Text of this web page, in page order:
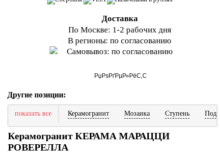
Доставка
По Москве: 1-2 рабочих дня
В регионы: по согласованию
Самовывоз: по согласованию
Другие позиции:
показать все Керамогранит Мозаика Ступень
Керамогранит КЕРАМА МАРАЦЦИ
РОВЕРЕЛЛА